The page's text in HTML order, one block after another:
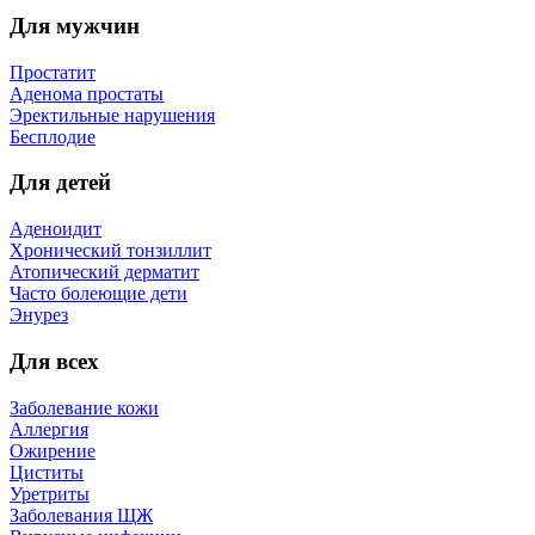
Для мужчин
Простатит
Аденома простаты
Эректильные нарушения
Бесплодие
Для детей
Аденоидит
Хронический тонзиллит
Атопический дерматит
Часто болеющие дети
Энурез
Для всех
Заболевание кожи
Аллергия
Ожирение
Циститы
Уретриты
Заболевания ЩЖ